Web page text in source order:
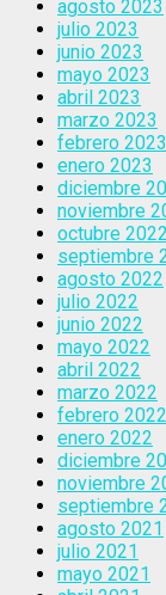
agosto 2023
julio 2023
junio 2023
mayo 2023
abril 2023
marzo 2023
febrero 2023
enero 2023
diciembre
noviembre
octubre 2022
septiembre
agosto 2022
julio 2022
junio 2022
mayo 2022
abril 2022
marzo 2022
febrero 2022
enero 2022
diciembre
noviembre
septiembre
agosto 2021
julio 2021
mayo 2021